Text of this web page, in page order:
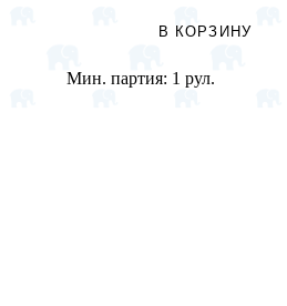
В КОРЗИНУ
Мин. партия: 1 рул.